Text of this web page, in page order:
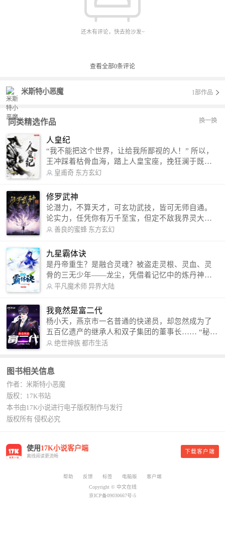
还木有评论，快去抢沙发~
查看全部0条评论
米斯特小恶魔 1部作品
同类精选作品 换一换
人皇纪
“我不能把这个世界，让给我所鄙视的人！” 所以，
王冲踩着枯骨血海，踏上人皇宝座，挽狂澜于既
倒，扶大厦之将倾，成就了一段无上的传说！ 微信
微博：皇甫奇（地址：http://weibo.com/u/25284575
87） QQ交流群：320238210【普通群】 574501330
【VIP订阅群】 欢迎大家关注。
皇甫奇 东方玄幻
修罗武神
论潜力，不算天才，可玄功武技，皆可无师自通。
论实力，任凭你有万千至宝，但定不敌我界灵大
军。 我是谁？天下众生视我为修罗，却不知，我以
信公众号：善良的蜜蜂后援会）
善良的蜜蜂 东方玄幻
九星霸体诀
是丹帝重生？是融合灵魂？被盗走灵根、灵血、灵
骨的三无少年——龙尘，凭借着记忆中的炼丹神
术，修行神秘功法九星霸体诀，拨开重重迷雾，解
勾搭各色美女，镇压恶鬼邪神。 江湖传闻：龙
尘一到，地吼天啸。龙尘一出，鬼泣神哭。 本
故事纯属虚构，如有雷同，那就是真事儿，想要对
号入座，抓紧时间进群：487963015 微信公众号：
平凡魔术师,或者搜索：pingfanmoshushi1982,公众
平凡魔术师 异界大陆
我竟然是富二代
杨小天，燕京市一名普通的快递员，却忽然成为了
五百亿遗产的继承人和双子集团的董事长…… “秘
书，给我定制一套百亿富翁的吃喝住行标准！” “好
呢？” “回杨总，开车太堵，已经给你安排了直升
机。” 从此，开启杨小天的百亿富翁之旅，只有他不
敢想的，没有秘书办不到的。
绝世神族 都市生活
图书相关信息
作者：米斯特小恶魔
版权：17K书站
本书由17K小说进行电子版权制作与发行
版权所有 侵权必究
使用 17K小说客户端
离线阅读更流畅
下载客户端
帮助 反馈 标签 电脑版
客户端
Copyright © 中文在线
京ICP备09030667号-5